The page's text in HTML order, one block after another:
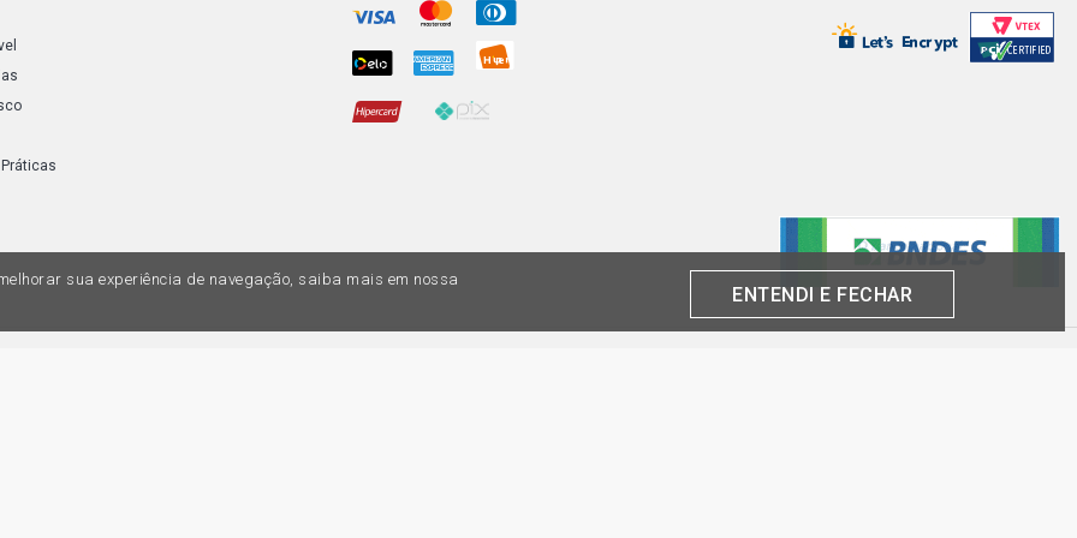
sua experiência de navegação, saiba mais em nossa
ENTENDI E FECHAR